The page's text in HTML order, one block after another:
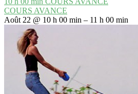
COURS AVANCE
Août 22 @ 10 h 00 min – 11 h 00 min